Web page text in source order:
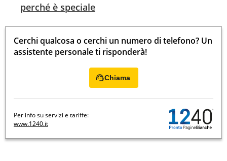
perché è speciale
Cerchi qualcosa o cerchi un numero di telefono? Un
assistente personale ti risponderà!
Chiama
Per info su servizi e tariffe:
www.1240.it